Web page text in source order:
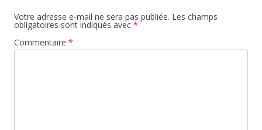
Votre adresse e-mail ne sera pas publiée. Les champs
obligatoires sont indiqués avec *
Commentaire *